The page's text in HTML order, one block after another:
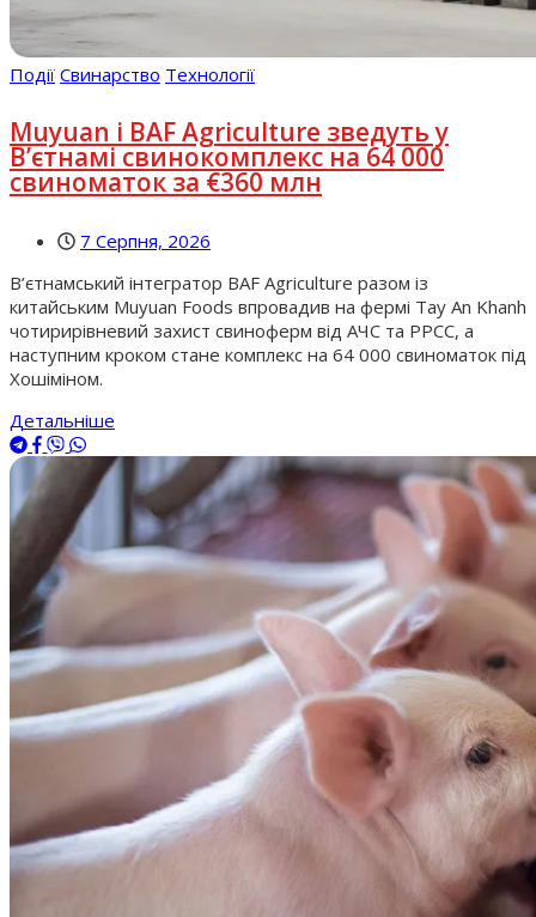
Події Свинарство Технології
Muyuan і BAF Agriculture зведуть у
В’єтнамі свинокомплекс на 64 000
свиноматок за €360 млн
7 Серпня, 2026
В’єтнамський інтегратор BAF Agriculture разом із
китайським Muyuan Foods впровадив на фермі Tay An Khanh
чотирирівневий захист свиноферм від АЧС та РРСС, а
наступним кроком стане комплекс на 64 000 свиноматок під
Хошіміном.
Детальніше